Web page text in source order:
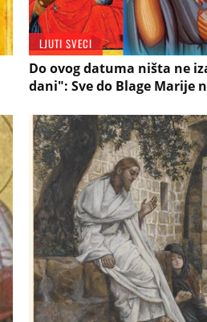
LJUTI SVECI
Do ovog datuma ništa ne
dani": Sve do Blage Marije